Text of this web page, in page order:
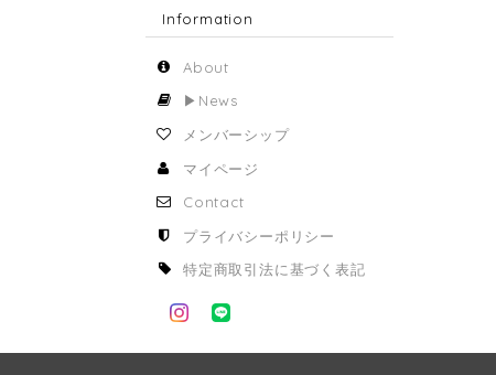
Information
About
▶︎News
メンバーシップ
マイページ
Contact
プライバシーポリシー
特定商取引法に基づく表記